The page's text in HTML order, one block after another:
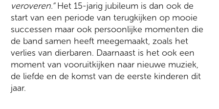
veroveren.”Het 15-jarig jubileum is dan ook de
start van een periode van terugkijken op mooie
successen maar ook persoonlijke momenten die
de band samen heeft meegemaakt, zoals het
verlies van dierbaren. Daarnaast is het ook een
moment van vooruitkijken naar nieuwe muziek,
de liefde en de komst van de eerste kinderen dit
jaar.